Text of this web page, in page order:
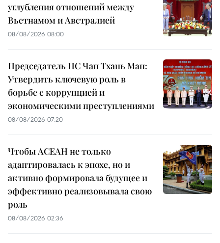
углубления отношений между
Вьетнамом и Австралией
08/08/2026 08:00
Председатель НС Чан Тхань Ман:
Утвердить ключевую роль в
борьбе с коррупцией и
экономическими преступлениями
08/08/2026 07:20
Чтобы АСЕАН не только
адаптировалась к эпохе, но и
активно формировала будущее и
эффективно реализовывала свою
роль
08/08/2026 02:36